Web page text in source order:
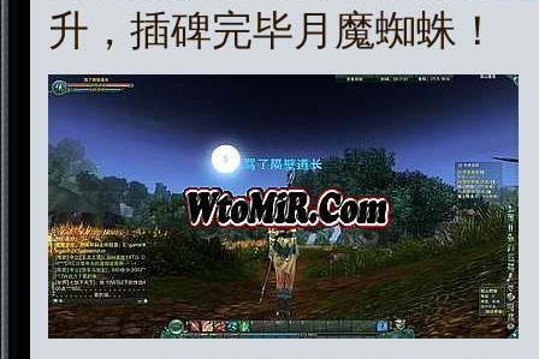
升，插碑完毕月魔蜘蛛！